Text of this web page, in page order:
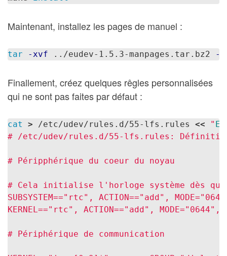
Maintenant, installez les pages de manuel :
tar -xvf ../eudev-1.5.3-manpages.tar.bz2 -C
Finallement, créez quelques rêgles personnalisées
qui ne sont pas faites par défaut :
cat > /etc/udev/rules.d/55-lfs.rules << "
# /etc/udev/rules.d/55-lfs.rules:
# Péripphérique du coeur du noyau
# Cela initialise l'horloge système dès
SUBSYSTEM=="rtc", ACTION=="add",
KERNEL=="rtc", ACTION=="add",
# Périphérique de communication